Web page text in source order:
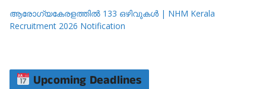
ആരോഗ്യകേരളത്തിൽ 133 ഒഴിവുകൾ | NHM Kerala
Recruitment 2026 Notification
Upcoming Deadlines